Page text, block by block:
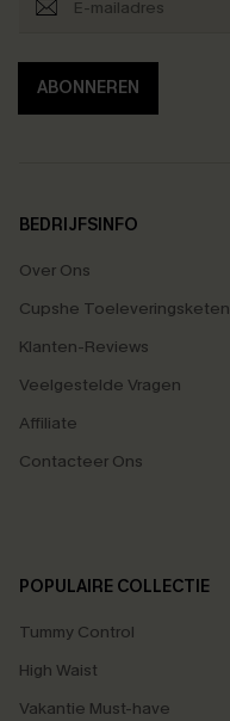
ABONNEREN
BEDRIJFSINFO
Over Ons
Cupshe Toeleveringsketen
Klanten-Reviews
Veelgestelde Vragen
Affiliate
Contacteer Ons
POPULAIRE COLLECTIE
Tummy Control
High Waist
Vakantie Must-have